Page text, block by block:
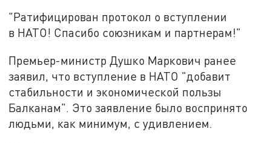
"Ратифицирован протокол о вступлении
в НАТО! Спасибо союзникам и партнерам!"
Премьер-министр Душко Маркович ранее
заявил, что вступление в НАТО "добавит
стабильности и экономической пользы
Балканам". Это заявление было воспринято
людьми, как минимум, с удивлением.